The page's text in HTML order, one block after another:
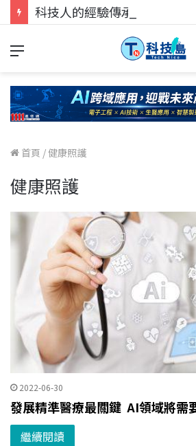
首頁 /健康照護
健康照護
2022-06-30
發展精準醫療最關鍵 AI領域將需
繼續閱讀